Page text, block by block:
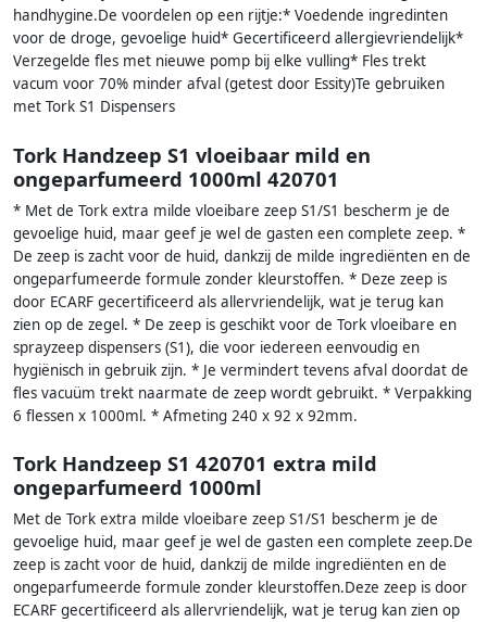
handhygine.De voordelen op een rijtje:* Voedende ingredinten
voor de droge, gevoelige huid* Gecertificeerd allergievriendelijk*
Verzegelde fles met nieuwe pomp bij elke vulling* Fles trekt
vacum voor 70% minder afval (getest door Essity)Te gebruiken
met Tork S1 Dispensers
Tork Handzeep S1 vloeibaar mild en
ongeparfumeerd 1000ml 420701
* Met de Tork extra milde vloeibare zeep S1/S1 bescherm je de
gevoelige huid, maar geef je wel de gasten een complete zeep. *
De zeep is zacht voor de huid, dankzij de milde ingrediënten en de
ongeparfumeerde formule zonder kleurstoffen. * Deze zeep is
door ECARF gecertificeerd als allervriendelijk, wat je terug kan
zien op de zegel. * De zeep is geschikt voor de Tork vloeibare en
sprayzeep dispensers (S1), die voor iedereen eenvoudig en
hygiënisch in gebruik zijn. * Je vermindert tevens afval doordat de
fles vacuüm trekt naarmate de zeep wordt gebruikt. * Verpakking
6 flessen x 1000ml. * Afmeting 240 x 92 x 92mm.
Tork Handzeep S1 420701 extra mild
ongeparfumeerd 1000ml
Met de Tork extra milde vloeibare zeep S1/S1 bescherm je de
gevoelige huid, maar geef je wel de gasten een complete zeep.De
zeep is zacht voor de huid, dankzij de milde ingrediënten en de
ongeparfumeerde formule zonder kleurstoffen.Deze zeep is door
ECARF gecertificeerd als allervriendelijk, wat je terug kan zien op